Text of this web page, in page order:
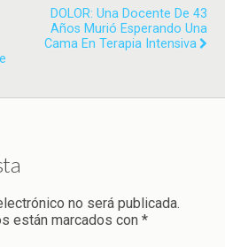
DOLOR: Una Docente De 43
Años Murió Esperando Una
Cama En Terapia Intensiva
no será publicada.
están marcados con *